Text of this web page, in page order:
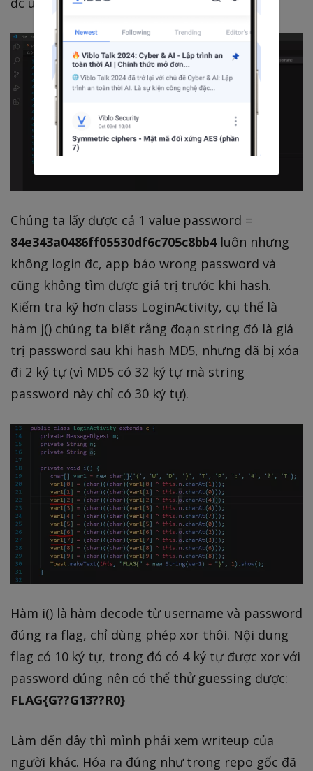
Chúng ta lấy được cả 1 value password =
84e343a0486ff05530df6c705c8bb4luôn nhưng
không login đc, app báo wrong password và
cũng không tìm được giá trị trước khi hash.
Kiểm tra kỹ hơn class LoginActivity, cụ thể là
hàm j() chúng ta biết rằng đoạn string đó là giá
trị password sau khi hash MD5, nhưng đã bị xóa
đi 2 ký tự (vì MD5 có 32 ký tự mà string
password này chỉ có 30 ký tự).
Hàm i() là hàm decode từ username và password
đúng ra flag, chỉ dùng phép xor thôi. Nội dung
flag có 10 ký tự, trong đó có 4 ký tự được xor với
password đúng nên có thể thử guessing được:
FLAG{G??G13??R0}
Làm đến đây thì mình phải xem writeup của
người khác. Hóa ra đúng như trong repo gốc đã